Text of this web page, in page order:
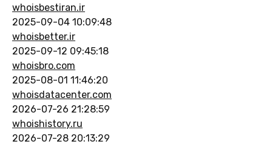
whoisbestiran.ir
2025-09-04 10:09:48
whoisbetter.ir
2025-09-12 09:45:18
whoisbro.com
2025-08-01 11:46:20
whoisdatacenter.com
2026-07-26 21:28:59
whoishistory.ru
2026-07-28 20:13:29